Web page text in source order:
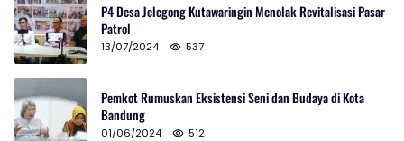
P4 Desa Jelegong Kutawaringin Menolak Revitalisasi Pasar
Patrol
13/07/2024 537
Pemkot Rumuskan Eksistensi Seni dan Budaya di Kota
Bandung
01/06/2024 512